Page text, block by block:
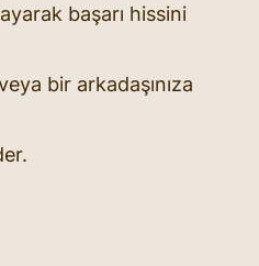
başarı hissini
bir arkadaşınıza